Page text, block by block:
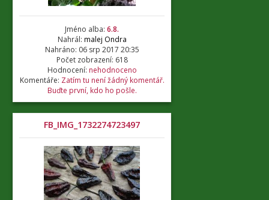
Jméno alba: 6.8.
Nahrál: malej Ondra
Nahráno: 06 srp 2017 20:35
Počet zobrazení: 618
Hodnocení: nehodnoceno
Komentáře: Zatím tu není žádný komentář.
Buďte první, kdo ho pošle.
FB_IMG_1732274723497